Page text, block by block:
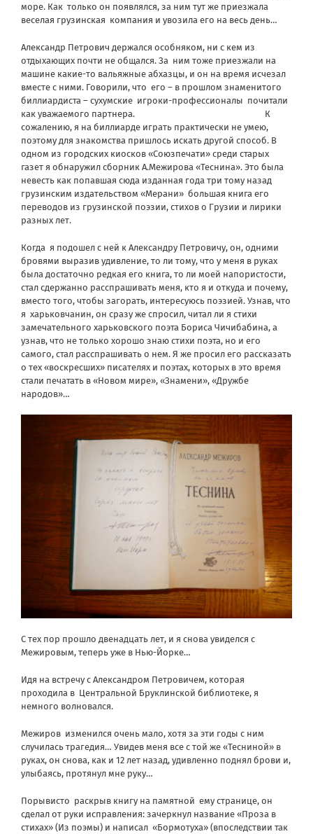
море. Как только он появлялся, за ним тут же приезжала
веселая грузинская компания и увозила его на весь день…
Александр Петрович держался особняком, ни с кем из
отдыхающих почти не общался. За ним тоже приезжали на
машине какие-то вальяжные абхазцы, и он на время исчезал
вместе с ними. Говорили, что его – в прошлом знаменитого
биллиардиста – сухумские игроки-профессионалы почитали
как уважаемого партнера. К
сожалению, я на биллиарде играть практически не умею,
поэтому для знакомства пришлось искать другой способ. В
одном из городских киосков «Союзпечати» среди старых
газет я обнаружил сборник А.Межирова «Теснина». Это была
невесть как попавшая сюда изданная года три тому назад
грузинским издательством «Мерани» большая книга его
переводов из грузинской поэзии, стихов о Грузии и лирики
разных лет.
Когда я подошел с ней к Александру Петровичу, он, одними
бровями выразив удивление, то ли тому, что у меня в руках
была достаточно редкая его книга, то ли моей напористости,
стал сдержанно расспрашивать меня, кто я и откуда и почему,
вместо того, чтобы загорать, интересуюсь поэзией. Узнав, что
я харьковчанин, он сразу же спросил, читал ли я стихи
замечательного харьковского поэта Бориса Чичибабина, а
узнав, что не только хорошо знаю стихи поэта, но и его
самого, стал расспрашивать о нем. Я же просил его рассказать
о тех «воскресших» писателях и поэтах, которых в это время
стали печатать в «Новом мире», «Знамени», «Дружбе
народов»…
С тех пор прошло двенадцать лет, и я снова увиделся с
Межировым, теперь уже в Нью-Йорке…
Идя на встречу с Александром Петровичем, которая
проходила в Центральной Бруклинской библиотеке, я
немного волновался.
Межиров изменился очень мало, хотя за эти годы с ним
случилась трагедия… Увидев меня все с той же «Тесниной» в
руках, он снова, как и 12 лет назад, удивленно поднял брови и,
улыбаясь, протянул мне руку…
Порывисто раскрыв книгу на памятной ему странице, он
сделал от руки исправления: зачеркнул название «Проза в
стихах» (Из поэмы) и написал «Бормотуха» (впоследствии так